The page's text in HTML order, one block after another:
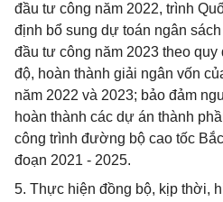
đầu tư công năm 2022, trình
định bổ sung dự toán ngân
đầu tư công năm 2023 theo quy
độ, hoàn thành giải ngân vốn
năm 2022 và 2023; bảo đảm
hoàn thành các dự án thành
công trình đường bộ cao tốc
đoạn 2021 - 2025.
5. Thực hiện đồng bộ, kịp thời,